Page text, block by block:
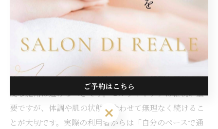
てもらうことで、より効果的なケアが期待できます。ま
た、千葉市や船橋市など、通勤・通学の途中で立ち寄り
やすい立地のサロンも多く、忙しい方でも無理なく通え
注意点として、通い放題だからといって無理な予約や過
度な施術は避けるべきです。セルライトケアは継続が重
要ですが、体調や肌の状態に合わせて無理なく続けるこ
とが大切です。実際の利用者からは「自分のペースで通
ご予約はこちら
ご予約はこちら